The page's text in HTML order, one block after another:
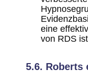
eine
von RDS
5.6. Roberts